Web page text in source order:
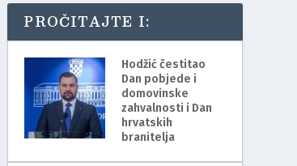
PROČITAJTE I:
Hodžić čestitao
Dan pobjede i
domovinske
zahvalnosti i Dan
hrvatskih
branitelja